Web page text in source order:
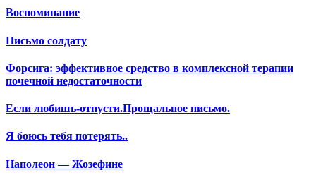
Воспоминание
Письмо солдату
Форсига: эффективное средство в комплексной терапии
почечной недостаточности
Если любишь-отпусти.Прощальное письмо.
Я боюсь тебя потерять..
Наполеон — Жозефине